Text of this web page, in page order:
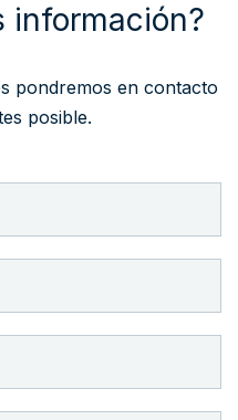
información?
pondremos en contacto
posible.